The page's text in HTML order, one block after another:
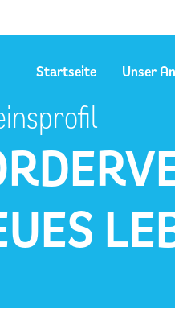
Startseite Unser